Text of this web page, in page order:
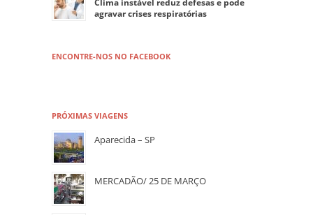
Clima instável reduz defesas e pode
agravar crises respiratórias
ENCONTRE-NOS NO FACEBOOK
PRÓXIMAS VIAGENS
Aparecida – SP
MERCADÃO/ 25 DE MARÇO